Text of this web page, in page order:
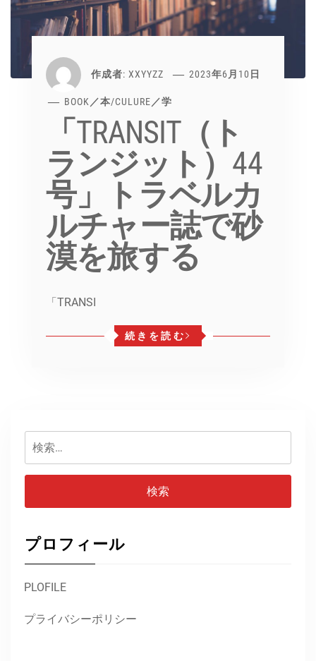
作成者: XXYYZZ 2023年6月10日
BOOK／本/CULURE／学
「TRANSIT（ト
ランジット）44
号」トラベルカ
ルチャー誌で砂
漠を旅する
「TRANSI
続きを読む
検
索:
プロフィール
PLOFILE
プライバシーポリシー